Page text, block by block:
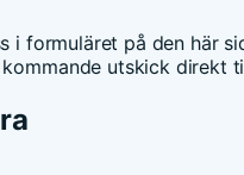
i formuläret på den här
utskick direkt